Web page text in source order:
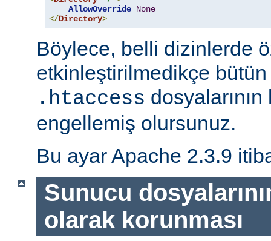
AllowOverride None
</Directory>
Böylece, belli dizinlerde
etkinleştirilmedikçe
.htaccess dosyalarının
engellemiş olursunuz.
Bu ayar Apache 2.3.9
Sunucu
olarak korunması